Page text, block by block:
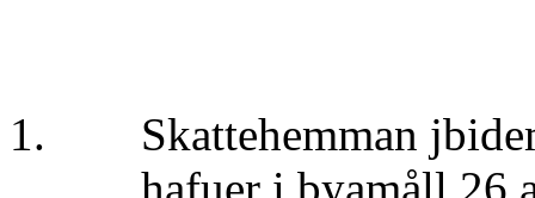
1. Skattehemman